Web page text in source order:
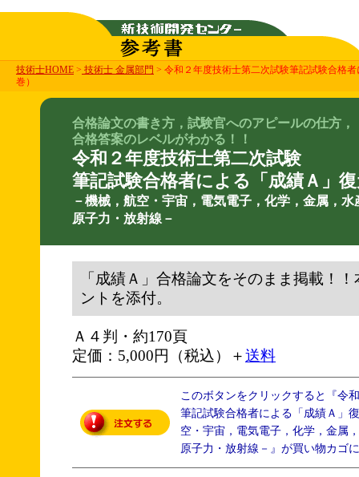
技術士HOME > 技術士 金属部門 > 令和２年度技術士第二次試験筆記試験合格
巻）
合格論文の書き方，試験官へのアピールの仕方，
合格答案のレベルがわかる！！
令和２年度技術士第二次試験
筆記試験合格者による「成績Ａ」
－機械，航空・宇宙，電気電子，化学，金属，
原子力・放射線－
「成績Ａ」合格論文をそのまま掲載！
ントを添付。
Ａ４判・約170頁
定価：5,000円（税込）＋送料
このボタンをクリックすると『令
筆記試験合格者による「成績Ａ」
空・宇宙，電気電子，化学，金属
原子力・放射線－』が買い物カゴ